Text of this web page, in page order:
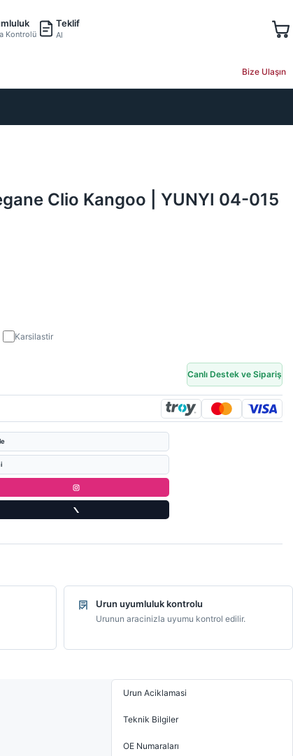
Kontrolü
Teklif
Al
Bize Ulaşın
Clio Kangoo | YUNYI 04-015
Karsilastir
Canlı Destek ve Sipariş
Urun uyumluluk kontrolu
Urunun aracinizla uyumu kontrol edilir.
Urun Aciklamasi
Teknik Bilgiler
OE Numaraları